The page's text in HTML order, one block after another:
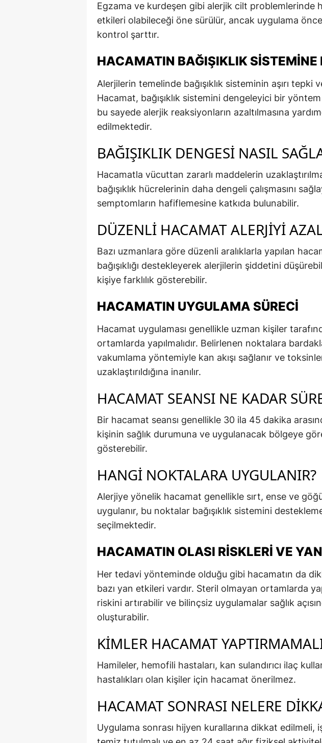
Egzama ve kurdeşen gibi alerjik cilt problemlerinde
etkileri olabileceği öne sürülür, ancak uygulama
kontrol şarttır.
HACAMATIN BAĞIŞIKLIK SISTEMINE
Alerjilerin temelinde bağışıklık sisteminin aşırı tepki
Hacamat, bağışıklık sistemini dengeleyici bir
bu sayede alerjik reaksiyonların azaltılmasına
edilmektedir.
BAĞIŞIKLIK DENGESI NASIL
Hacamatla vücuttan zararlı maddelerin
bağışıklık hücrelerinin daha dengeli çalışmasını
semptomların hafiflemesine katkıda bulunabilir.
DÜZENLI HACAMAT ALERJIYI
Bazı uzmanlara göre düzenli aralıklarla yapılan
bağışıklığı destekleyerek alerjilerin şiddetini
kişiye farklılık gösterebilir.
HACAMATIN UYGULAMA SÜRECI
Hacamat uygulaması genellikle uzman kişiler
ortamlarda yapılmalıdır. Belirlenen noktalara
vakumlama yöntemiyle kan akışı sağlanır ve
uzaklaştırıldığına inanılır.
HACAMAT SEANSI NE KADAR
Bir hacamat seansı genellikle 30 ila 45 dakika
kişinin sağlık durumuna ve uygulanacak bölgeye
gösterebilir.
HANGI NOKTALARA UYGULANIR?
Alerjiye yönelik hacamat genellikle sırt, ense ve
uygulanır, bu noktalar bağışıklık sistemini
seçilmektedir.
HACAMATIN OLASI RISKLERI VE
Her tedavi yönteminde olduğu gibi hacamatın da
bazı yan etkileri vardır. Steril olmayan ortamlarda
riskini artırabilir ve bilinçsiz uygulamalar sağlık
oluşturabilir.
KIMLER HACAMAT
Hamileler, hemofili hastaları, kan sulandırıcı ilaç
hastalıkları olan kişiler için hacamat önerilmez.
HACAMAT SONRASI NELERE
Uygulama sonrası hijyen kurallarına dikkat edilmeli,